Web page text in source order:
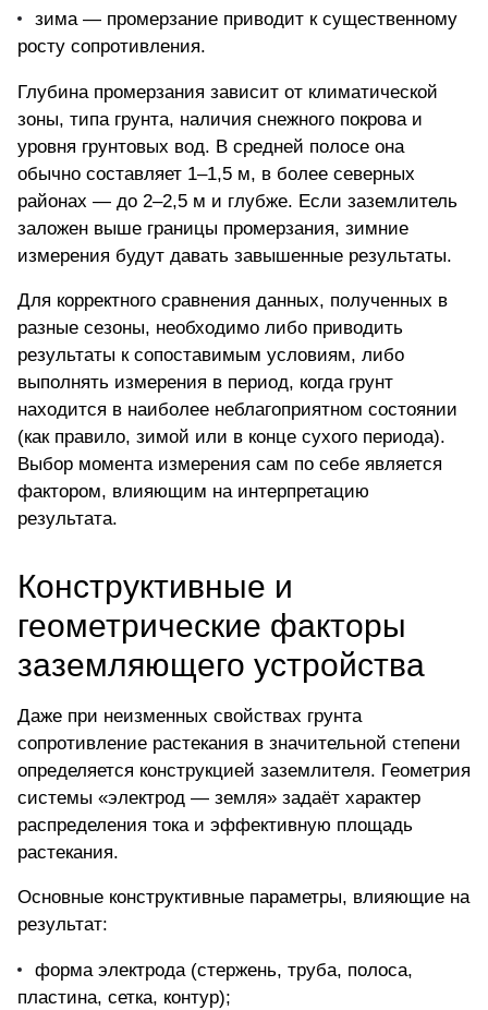
зима — промерзание приводит к существенному
росту сопротивления.
Глубина промерзания зависит от климатической
зоны, типа грунта, наличия снежного покрова и
уровня грунтовых вод. В средней полосе она
обычно составляет 1–1,5 м, в более северных
районах — до 2–2,5 м и глубже. Если заземлитель
заложен выше границы промерзания, зимние
измерения будут давать завышенные результаты.
Для корректного сравнения данных, полученных в
разные сезоны, необходимо либо приводить
результаты к сопоставимым условиям, либо
выполнять измерения в период, когда грунт
находится в наиболее неблагоприятном состоянии
(как правило, зимой или в конце сухого периода).
Выбор момента измерения сам по себе является
фактором, влияющим на интерпретацию
результата.
Конструктивные и
геометрические факторы
заземляющего устройства
Даже при неизменных свойствах грунта
сопротивление растекания в значительной степени
определяется конструкцией заземлителя. Геометрия
системы «электрод — земля» задаёт характер
распределения тока и эффективную площадь
растекания.
Основные конструктивные параметры, влияющие на
результат:
форма электрода (стержень, труба, полоса,
пластина, сетка, контур);